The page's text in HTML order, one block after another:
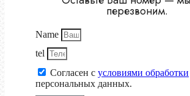
перезвоним.
Name
tel
Согласен с условиями обработки
персональных данных.